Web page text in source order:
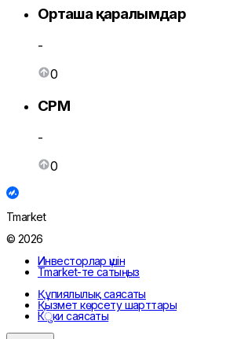
Орташа қаралымдар
-
0
CPM
-
0
Tmarket
© 2026
Инвесторлар үшін
Tmarket-те сатыңыз
Құпиялылық саясаты
Қызмет көрсету шарттары
Кुки саясаты